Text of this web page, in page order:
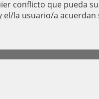
conflicto que pueda
el/la usuario/a